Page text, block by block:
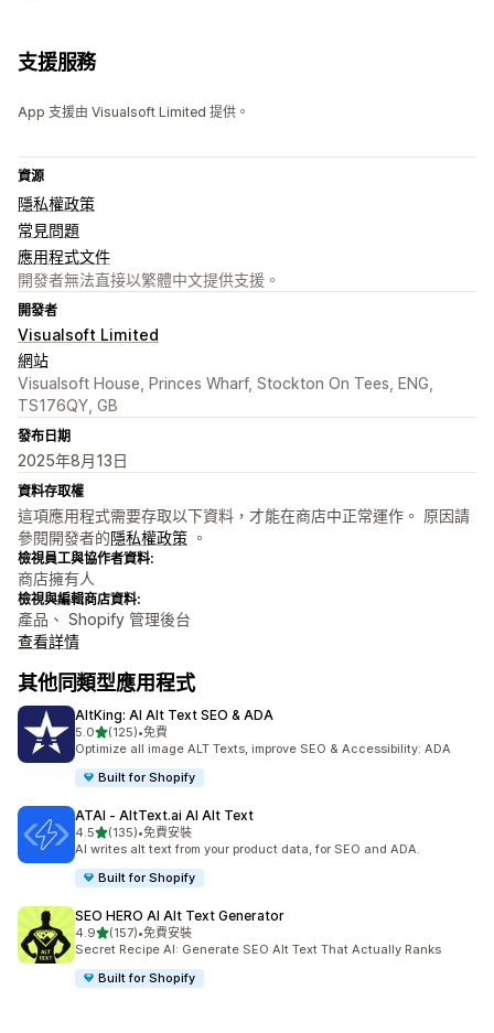
支援服務
App 支援由 Visualsoft Limited 提供。
資源
隱私權政策
常見問題
應用程式文件
開發者無法直接以繁體中文提供支援。
開發者
Visualsoft Limited
網站
Visualsoft House, Princes Wharf, Stockton On Tees, ENG,
TS176QY, GB
發布日期
2025年8月13日
資料存取權
這項應用程式需要存取以下資料，才能在商店中正常運作。 原因請
參閱開發者的隱私權政策 。
檢視員工與協作者資料:
商店擁有人
檢視與編輯商店資料:
產品、 Shopify 管理後台
查看詳情
其他同類型應用程式
AltKing: AI Alt Text SEO & ADA
5.0滿分 5 顆星
(125)
共有 125 則評價
•免費
Optimize all image ALT Texts, improve SEO & Accessibility: ADA
Built for Shopify
ATAI ‑ AltText.ai AI Alt Text
4.5滿分 5 顆星
(135)
共有 135 則評價
•免費安裝
AI writes alt text from your product data, for SEO and ADA.
Built for Shopify
SEO HERO AI Alt Text Generator
4.9滿分 5 顆星
(157)
共有 157 則評價
•免費安裝
Secret Recipe AI: Generate SEO Alt Text That Actually Ranks
Built for Shopify